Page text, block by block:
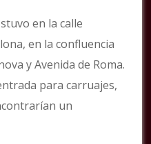
en la calle
en la confluencia
y Avenida de Roma.
para carruajes,
un